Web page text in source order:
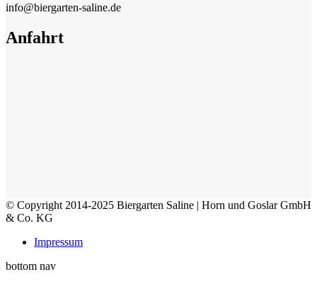
info@biergarten-saline.de
Anfahrt
© Copyright 2014-2025 Biergarten Saline | Horn und Goslar GmbH
& Co. KG
Impressum
bottom nav